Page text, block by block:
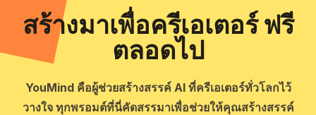
สร้างมาเพื่อครีเอเตอร์ ฟรี
ตลอดไป
YouMind คือผู้ช่วยสร้างสรรค์ AI ที่ครีเอเตอร์ทั่วโลกไว้
วางใจ ทุกพรอมต์ที่นี่คัดสรรมาเพื่อช่วยให้คุณสร้างสรรค์